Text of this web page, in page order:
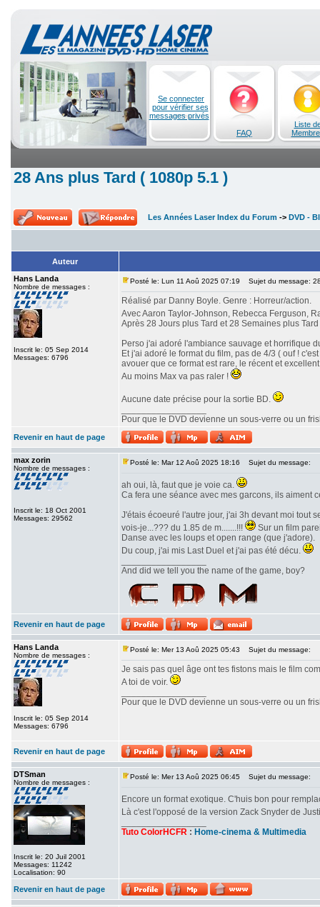
Se connecter
pour vérifier ses
messages privés
FAQ
Liste
28 Ans plus Tard ( 1080p 5.1 )
Les Années Laser Index du Forum -> DVD -
Auteur
Hans Landa
Nombre de messages :
Inscrit le: 05 Sep 2014
Messages: 6796
Posté le: Lun 11 Aoû 2025 07:19 Sujet du message:
Réalisé par Danny Boyle. Genre : Horreur/action.
Avec Aaron Taylor-Johnson, Rebecca Ferguson,
Après 28 Jours plus Tard et 28 Semaines plus
Perso j'ai adoré l'ambiance sauvage et horrifique
Et j'ai adoré le format du film, pas de 4/3 ( ouf !
avouer que ce format est rare, le récent et
Au moins Max va pas raler !
Aucune date précise pour la sortie BD.
Pour que le DVD devienne un sous-verre ou un
Revenir en haut de page
max zorin
Nombre de messages :
Inscrit le: 18 Oct 2001
Messages: 29562
Posté le: Mar 12 Aoû 2025 18:16 Sujet du message:
ah oui, là, faut que je voie ca.
Ca fera une séance avec mes garcons, ils aiment
J'étais écoeuré l'autre jour, j'ai 3h devant moi tout
vois-je...??? du 1.85 de m.......!!!
Sur un film
Danse avec les loups et open range (que j'adore).
Du coup, j'ai mis Last Duel et j'ai pas été décu.
And did we tell you the name of the game, boy?
Revenir en haut de page
Hans Landa
Nombre de messages :
Inscrit le: 05 Sep 2014
Messages: 6796
Posté le: Mer 13 Aoû 2025 05:43 Sujet du message:
Je sais pas quel âge ont tes fistons mais le film
A toi de voir.
Pour que le DVD devienne un sous-verre ou un
Revenir en haut de page
DTSman
Nombre de messages :
Inscrit le: 20 Juil 2001
Messages: 11242
Localisation: 90
Posté le: Mer 13 Aoû 2025 06:45 Sujet du message:
Encore un format exotique. C'huis bon pour
Là c'est l'opposé de la version Zack Snyder de
Tuto ColorHCFR : Home-cinema & Multimedia
Revenir en haut de page